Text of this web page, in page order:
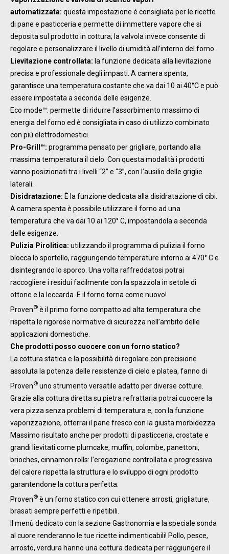
automatizzata: questa impostazione è consigliata per le ricette
di pane e pasticceria e permette di immettere vapore che si
deposita sul prodotto in cottura; la valvola invece consente di
regolare e personalizzare il livello di umidità all’interno del forno.
Lievitazione controllata: la funzione dedicata alla lievitazione
precisa e professionale degli impasti. A camera spenta,
garantisce una temperatura costante che va dai 10 ai 40°C e può
essere impostata a seconda delle esigenze.
Eco mode™: permette di ridurre l’assorbimento massimo di
energia del forno ed è consigliata in caso di utilizzo combinato
con più elettrodomestici.
Pro-Grill™: programma pensato per grigliare, portando alla
massima temperatura il cielo. Con questa modalità i prodotti
vanno posizionati tra i livelli “2” e “3”, con l’ausilio delle griglie
laterali.
Disidratazione: È la funzione dedicata alla disidratazione di cibi.
A camera spenta è possibile utilizzare il forno ad una
temperatura che va dai 10 ai 120° C, impostandola a seconda
delle esigenze.
Pulizia Pirolitica: utilizzando il programma di pulizia il forno
blocca lo sportello, raggiungendo temperature intorno ai 470° C e
disintegrando lo sporco. Una volta raffreddatosi potrai
raccogliere i residui facilmente con la spazzola in setole di
ottone e la leccarda. E il forno torna come nuovo!
Proven® è il primo forno compatto ad alta temperatura che
rispetta le rigorose normative di sicurezza nell’ambito delle
applicazioni domestiche.
Che prodotti posso cuocere con un forno statico?
La cottura statica e la possibilità di regolare con precisione
assoluta la potenza delle resistenze di cielo e platea, fanno di
Proven® uno strumento versatile adatto per diverse cotture.
Grazie alla cottura diretta su pietra refrattaria potrai cuocere la
vera pizza senza problemi di temperatura e, con la funzione
vaporizzazione, otterrai il pane fresco con la giusta morbidezza.
Massimo risultato anche per prodotti di pasticceria, crostate e
grandi lievitati come plumcake, muffin, colombe, panettoni,
brioches, cinnamon rolls: l’erogazione controllata e progressiva
del calore rispetta la struttura e lo sviluppo di ogni prodotto
garantendone la cottura perfetta.
Proven® è un forno statico con cui ottenere arrosti, grigliature,
brasati sempre perfetti e ripetibili.
Il menù dedicato con la sezione Gastronomia e la speciale sonda
al cuore renderanno le tue ricette indimenticabili! Pollo, pesce,
arrosto, verdura hanno una cottura dedicata per raggiungere il